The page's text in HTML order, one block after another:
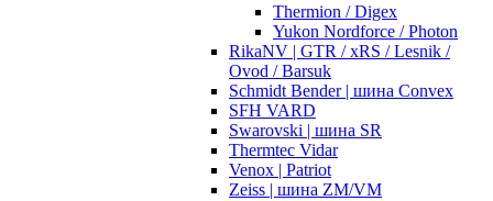
Thermion / Digex
Yukon Nordforce / Photon
RikaNV | GTR / xRS / Lesnik /
Ovod / Barsuk
Schmidt Bender | шина Convex
SFH VARD
Swarovski | шина SR
Thermtec Vidar
Venox | Patriot
Zeiss | шина ZM/VM